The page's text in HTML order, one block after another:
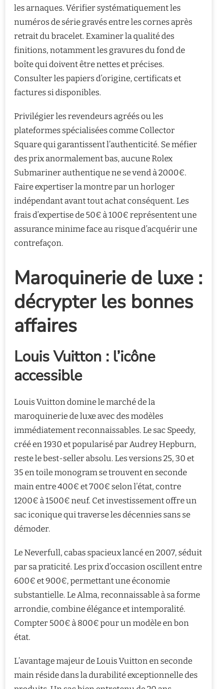
les arnaques. Vérifier systématiquement les
numéros de série gravés entre les cornes après
retrait du bracelet. Examiner la qualité des
finitions, notamment les gravures du fond de
boîte qui doivent être nettes et précises.
Consulter les papiers d’origine, certificats et
factures si disponibles.
Privilégier les revendeurs agréés ou les
plateformes spécialisées comme Collector
Square qui garantissent l’authenticité. Se méfier
des prix anormalement bas, aucune Rolex
Submariner authentique ne se vend à 2000€.
Faire expertiser la montre par un horloger
indépendant avant tout achat conséquent. Les
frais d’expertise de 50€ à 100€ représentent une
assurance minime face au risque d’acquérir une
contrefaçon.
Maroquinerie de luxe :
décrypter les bonnes
affaires
Louis Vuitton : l’icône
accessible
Louis Vuitton domine le marché de la
maroquinerie de luxe avec des modèles
immédiatement reconnaissables. Le sac Speedy,
créé en 1930 et popularisé par Audrey Hepburn,
reste le best-seller absolu. Les versions 25, 30 et
35 en toile monogram se trouvent en seconde
main entre 400€ et 700€ selon l’état, contre
1200€ à 1500€ neuf. Cet investissement offre un
sac iconique qui traverse les décennies sans se
démoder.
Le Neverfull, cabas spacieux lancé en 2007, séduit
par sa praticité. Les prix d’occasion oscillent entre
600€ et 900€, permettant une économie
substantielle. Le Alma, reconnaissable à sa forme
arrondie, combine élégance et intemporalité.
Compter 500€ à 800€ pour un modèle en bon
état.
L’avantage majeur de Louis Vuitton en seconde
main réside dans la durabilité exceptionnelle des